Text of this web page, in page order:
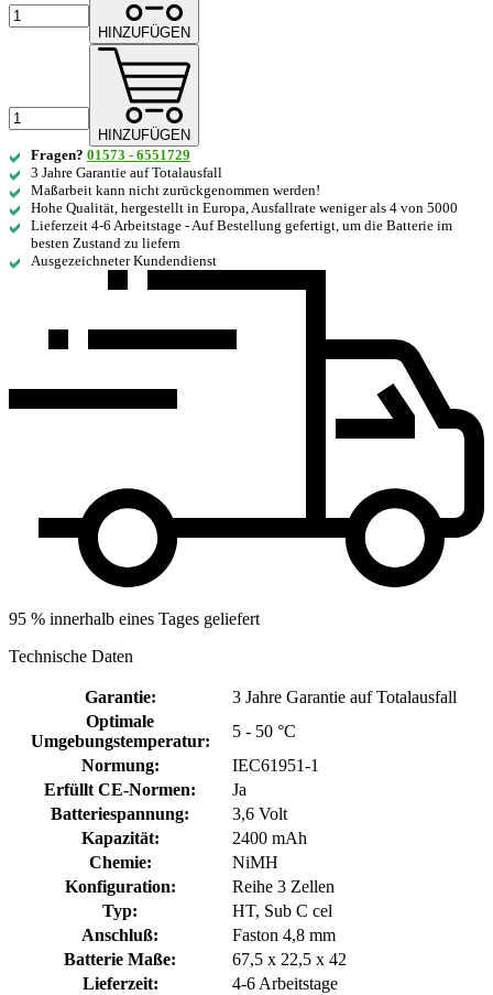
HINZUFÜGEN
HINZUFÜGEN
Fragen? 01573 - 6551729
3 Jahre Garantie auf Totalausfall
Maßarbeit kann nicht zurückgenommen werden!
Hohe Qualität, hergestellt in Europa, Ausfallrate weniger als 4 von 5000
Lieferzeit 4-6 Arbeitstage - Auf Bestellung gefertigt, um die Batterie im
besten Zustand zu liefern
Ausgezeichneter Kundendienst
95 % innerhalb eines Tages geliefert
Technische Daten
Garantie:
3 Jahre Garantie auf Totalausfall
Optimale
Umgebungstemperatur:
5 - 50 °C
Normung:
IEC61951-1
Erfüllt CE-Normen:
Ja
Batteriespannung:
3,6 Volt
Kapazität:
2400 mAh
Chemie:
NiMH
Konfiguration:
Reihe 3 Zellen
Typ:
HT, Sub C cel
Anschluß:
Faston 4,8 mm
Batterie Maße:
67,5 x 22,5 x 42
Lieferzeit:
4-6 Arbeitstage